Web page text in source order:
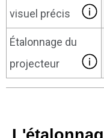
visuel précis
Étalonnage du
projecteur